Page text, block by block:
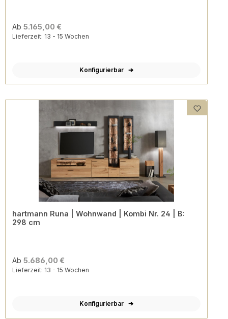
Ab 5.165,00 €
Lieferzeit: 13 - 15 Wochen
Konfigurierbar
hartmann Runa | Wohnwand | Kombi Nr. 24 | B:
298 cm
Ab 5.686,00 €
Lieferzeit: 13 - 15 Wochen
Konfigurierbar